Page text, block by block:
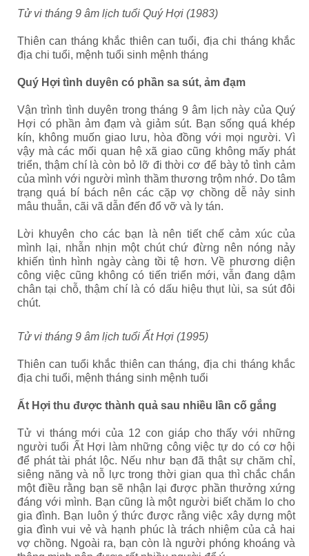
Tử vi tháng 9 âm lịch tuổi Quý Hợi (1983)
Thiên can tháng khắc thiên can tuổi, địa chi tháng khắc
địa chi tuổi, mệnh tuổi sinh mệnh tháng
Quý Hợi tình duyên có phần sa sút, ảm đạm
Vận trình tình duyên trong tháng 9 âm lịch này của Quý
Hợi có phần ảm đạm và giảm sút. Bạn sống quá khép
kín, không muốn giao lưu, hòa đồng với mọi người. Vì
vậy mà các mối quan hệ xã giao cũng không mấy phát
triển, thậm chí là còn bỏ lỡ đi thời cơ để bày tỏ tình cảm
của mình với người mình thầm thương trộm nhớ. Do tâm
trạng quá bí bách nên các cặp vợ chồng dễ nảy sinh
mâu thuẫn, cãi vã dẫn đến đổ vỡ và ly tán.
Lời khuyên cho các bạn là nên tiết chế cảm xúc của
mình lại, nhẫn nhịn một chút chứ đừng nên nóng nảy
khiến tình hình ngày càng tồi tệ hơn. Về phương diện
công việc cũng không có tiến triển mới, vẫn đang dậm
chân tại chỗ, thậm chí là có dấu hiệu thụt lùi, sa sút đôi
chút.
Tử vi tháng 9 âm lịch tuổi Ất Hợi (1995)
Thiên can tuổi khắc thiên can tháng, địa chi tháng khắc
địa chi tuổi, mệnh tháng sinh mệnh tuổi
Ất Hợi thu được thành quả sau nhiều lần cố gắng
Tử vi tháng mới của 12 con giáp cho thấy với những
người tuổi Ất Hợi làm những công việc tự do có cơ hội
để phát tài phát lộc. Nếu như bạn đã thật sự chăm chỉ,
siêng năng và nỗ lực trong thời gian qua thì chắc chắn
một điều rằng bạn sẽ nhận lại được phần thưởng xứng
đáng với mình. Bạn cũng là một người biết chăm lo cho
gia đình. Bạn luôn ý thức được rằng việc xây dựng một
gia đình vui vẻ và hạnh phúc là trách nhiệm của cả hai
vợ chồng. Ngoài ra, bạn còn là người phóng khoáng và